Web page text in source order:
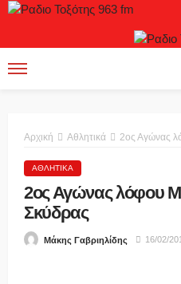
Αρχική Αθλητικά 2ος Αγώνας
ΑΘΛΗΤΙΚΆ
2ος Αγώνας λόφου
Σκύδρας
Μάκης Γαβριηλίδης 16/02/